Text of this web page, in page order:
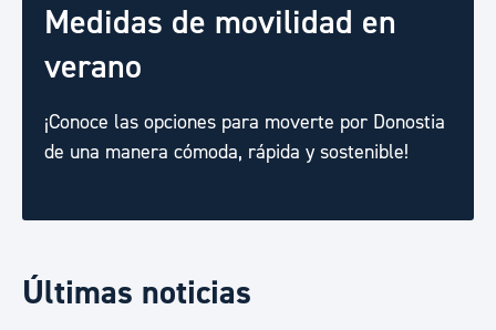
Medidas de movilidad en
verano
¡Conoce las opciones para moverte por Donostia
de una manera cómoda, rápida y sostenible!
Últimas noticias